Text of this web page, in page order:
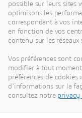
Dassault
humain.
dans la
la vie réelle
par l'IA et
entreprises, de
durables à fort
possible sur leurs sites
optimisons les
correspondant à vos
en fonction de vos
contenu sur les réseaux
Vos préférences sont
modifier à tout
préférences de cookies
d'informations sur la
consultez notre privacy